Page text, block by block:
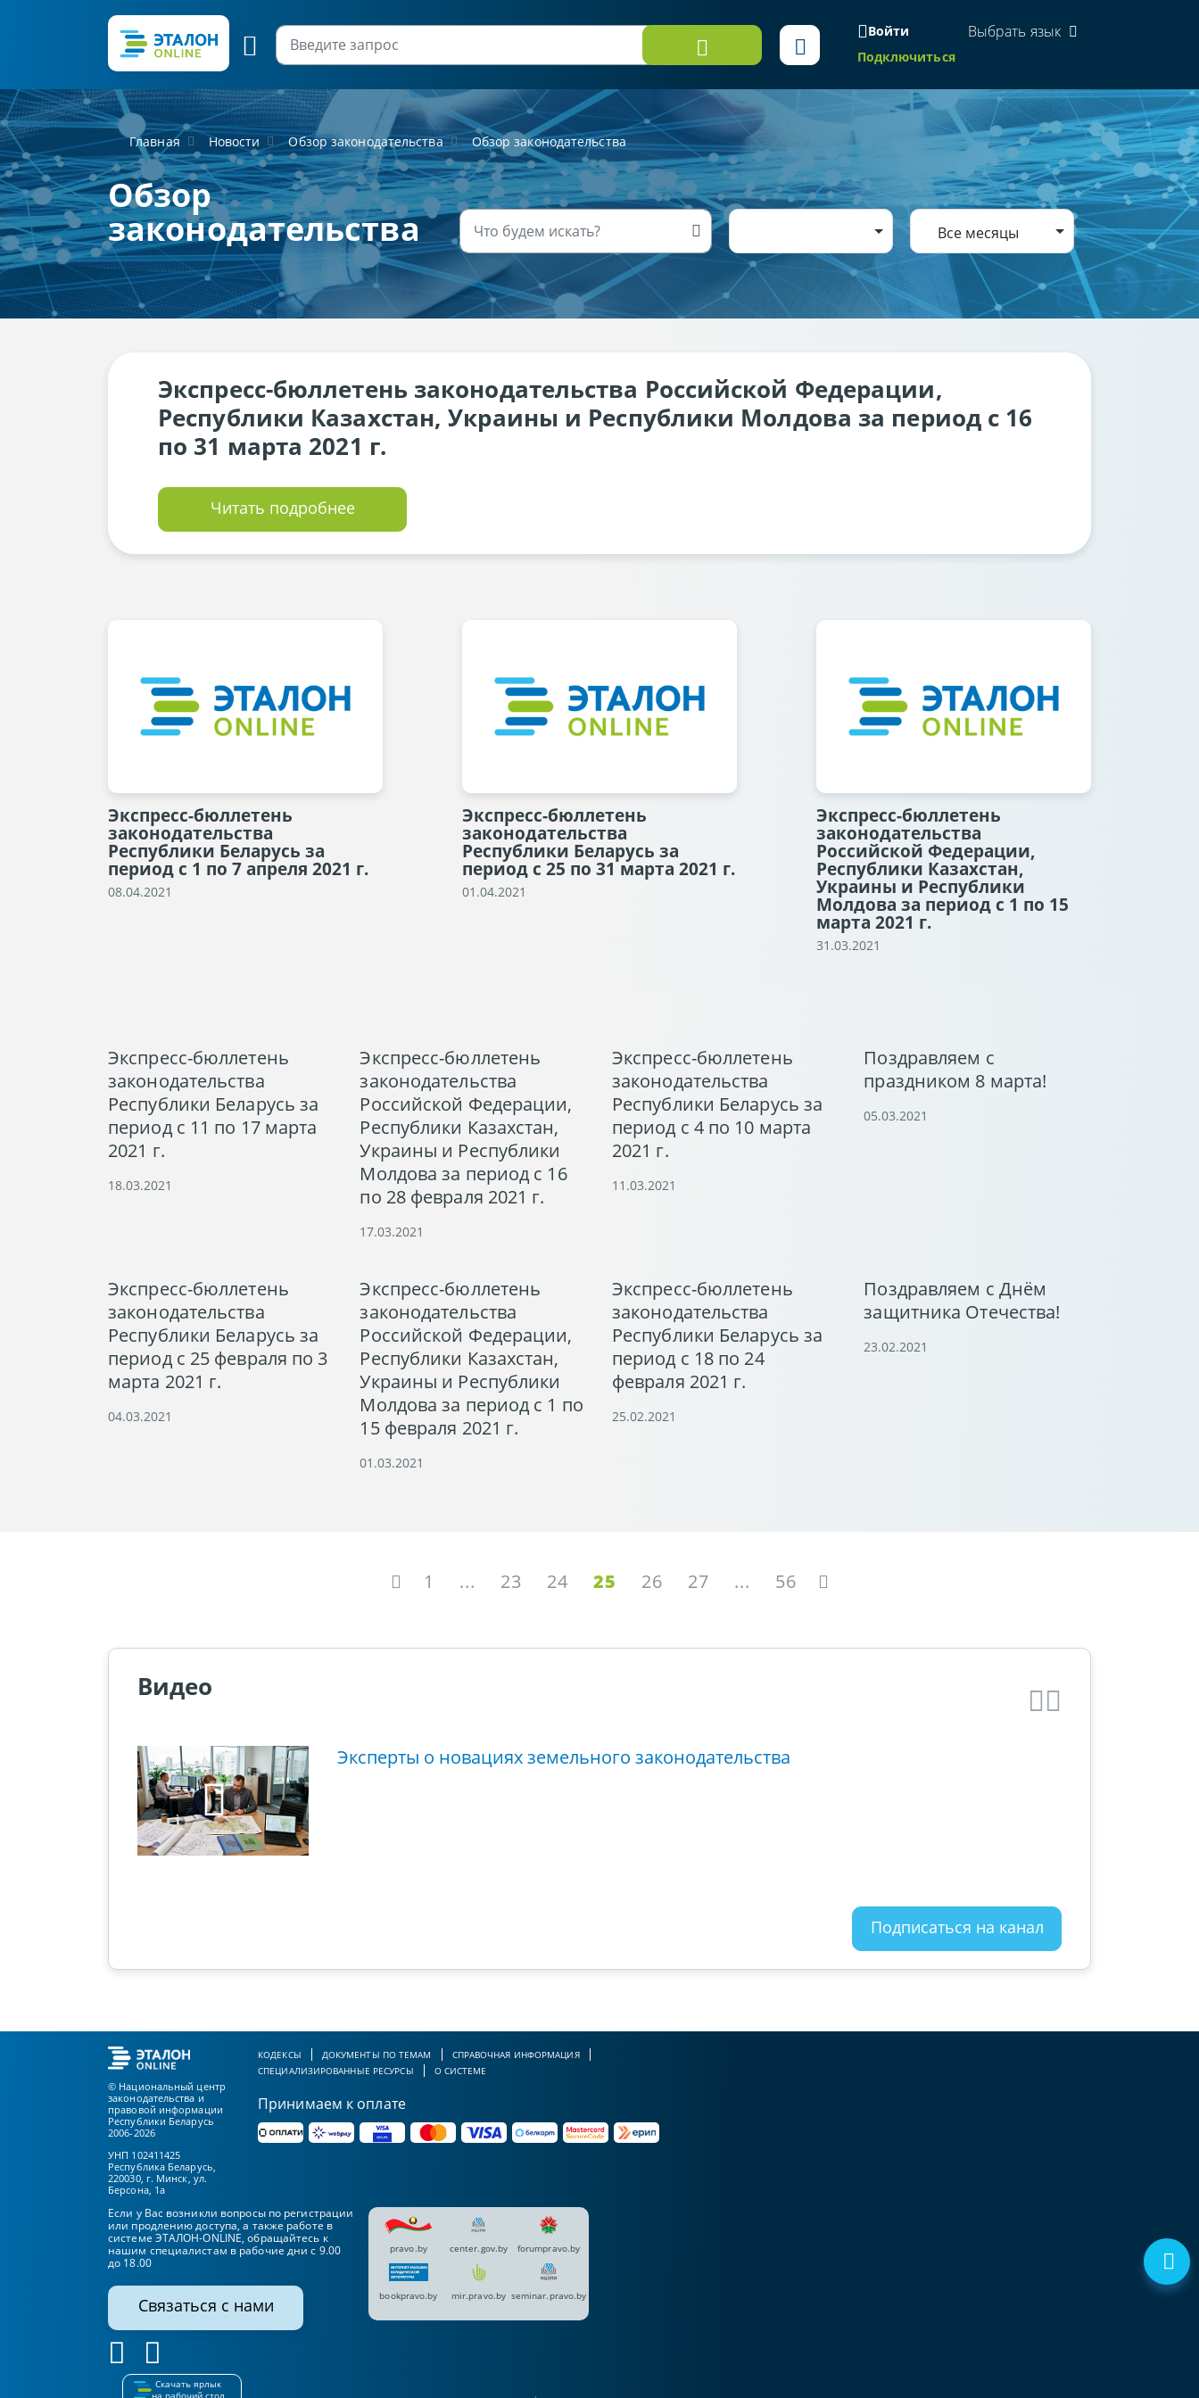
Войти
Подключиться
Выбрать язык
Главная Новости Обзор законодательства Обзор законодательства
Обзор
законодательства Все месяцы
Экспресс-бюллетень законодательства Российской Федерации,
Республики Казахстан, Украины и Республики Молдова за период с 16
по 31 марта 2021 г.
Читать подробнее
Экспресс-бюллетень
законодательства
Республики Беларусь за
период с 1 по 7 апреля 2021 г.
08.04.2021
Экспресс-бюллетень
законодательства
Республики Беларусь за
период с 25 по 31 марта 2021 г.
01.04.2021
Экспресс-бюллетень
законодательства
Российской Федерации,
Республики Казахстан,
Украины и Республики
Молдова за период с 1 по 15
марта 2021 г.
31.03.2021
Экспресс-бюллетень
законодательства
Республики Беларусь за
период с 11 по 17 марта
2021 г.
18.03.2021
Экспресс-бюллетень
законодательства
Российской Федерации,
Республики Казахстан,
Украины и Республики
Молдова за период с 16
по 28 февраля 2021 г.
17.03.2021
Экспресс-бюллетень
законодательства
Республики Беларусь за
период с 4 по 10 марта
2021 г.
11.03.2021
Поздравляем с
праздником 8 марта!
05.03.2021
Экспресс-бюллетень
законодательства
Республики Беларусь за
период с 25 февраля по 3
марта 2021 г.
04.03.2021
Экспресс-бюллетень
законодательства
Российской Федерации,
Республики Казахстан,
Украины и Республики
Молдова за период с 1 по
15 февраля 2021 г.
01.03.2021
Экспресс-бюллетень
законодательства
Республики Беларусь за
период с 18 по 24
февраля 2021 г.
25.02.2021
Поздравляем с Днём
защитника Отечества!
23.02.2021
1 ... 23 24 25 26 27 ... 56
Видео
Эксперты о новациях земельного законодательства
Подписаться на канал
© Национальный центр
законодательства и
правовой информации
Республики Беларусь
2006-2026
УНП 102411425
Республика Беларусь,
220030, г. Минск, ул.
Берсона, 1а
КОДЕКСЫ ДОКУМЕНТЫ ПО ТЕМАМ
СПРАВОЧНАЯ ИНФОРМАЦИЯ
СПЕЦИАЛИЗИРОВАННЫЕ РЕСУРСЫ
О СИСТЕМЕ
Принимаем к оплате
Если у Вас возникли вопросы по регистрации
или продлению доступа, а также работе в
системе ЭТАЛОН-ONLINE, обращайтесь к
нашим специалистам в рабочие дни с 9.00
до 18.00
Связаться с нами
Скачать ярлык
на рабочий стол
pravo.by center.gov.by forumpravo.by
bookpravo.by mir.pravo.by seminar.pravo.by